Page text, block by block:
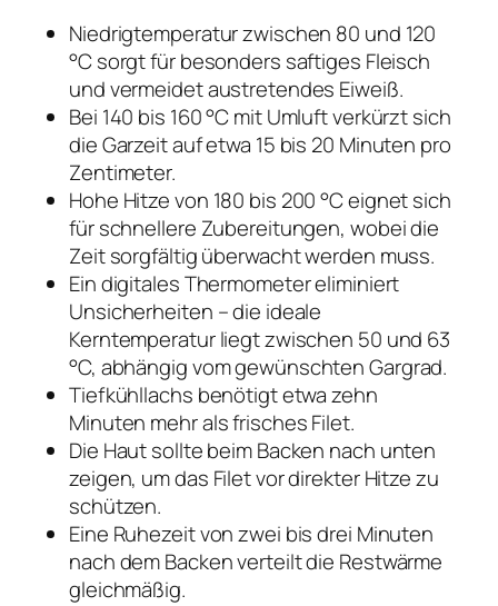
Niedrigtemperatur zwischen 80 und 120
°C sorgt für besonders saftiges Fleisch
und vermeidet austretendes Eiweiß.
Bei 140 bis 160 °C mit Umluft verkürzt sich
die Garzeit auf etwa 15 bis 20 Minuten pro
Zentimeter.
Hohe Hitze von 180 bis 200 °C eignet sich
für schnellere Zubereitungen, wobei die
Zeit sorgfältig überwacht werden muss.
Ein digitales Thermometer eliminiert
Unsicherheiten – die ideale
Kerntemperatur liegt zwischen 50 und 63
°C, abhängig vom gewünschten Gargrad.
Tiefkühllachs benötigt etwa zehn
Minuten mehr als frisches Filet.
Die Haut sollte beim Backen nach unten
zeigen, um das Filet vor direkter Hitze zu
schützen.
Eine Ruhezeit von zwei bis drei Minuten
nach dem Backen verteilt die Restwärme
gleichmäßig.